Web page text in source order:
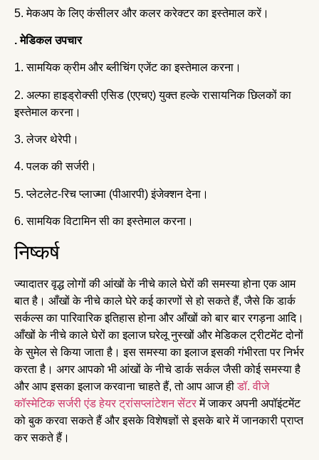
5. मेकअप के लिए कंसीलर और कलर करेक्टर का इस्तेमाल करें।
. मेडिकल उपचार
1. सामयिक क्रीम और ब्लीचिंग एजेंट का इस्तेमाल करना।
2. अल्फा हाइड्रोक्सी एसिड (एएचए) युक्त हल्के रासायनिक छिलकों का
इस्तेमाल करना।
3. लेजर थेरेपी।
4. पलक की सर्जरी।
5. प्लेटलेट-रिच प्लाज्मा (पीआरपी) इंजेक्शन देना।
6. सामयिक विटामिन सी का इस्तेमाल करना।
निष्कर्ष
ज्यादातर वृद्ध लोगों की आंखों के नीचे काले घेरों की समस्या होना एक आम
बात है। आँखों के नीचे काले घेरे कई कारणों से हो सकते हैं, जैसे कि डार्क
सर्कल्स का पारिवारिक इतिहास होना और आँखों को बार बार रगड़ना आदि।
आँखों के नीचे काले घेरों का इलाज घरेलू नुस्खों और मेडिकल ट्रीटमेंट दोनों
के सुमेल से किया जाता है। इस समस्या का इलाज इसकी गंभीरता पर निर्भर
करता है। अगर आपको भी आंखों के नीचे डार्क सर्कल जैसी कोई समस्या है
और आप इसका इलाज करवाना चाहते हैं, तो आप आज हीडॉ. वीजे
कॉस्मेटिक सर्जरी एंड हेयर ट्रांसप्लांटेशन सेंटरमें जाकर अपनी अपॉइंटमेंट
को बुक करवा सकते हैं और इसके विशेषज्ञों से इसके बारे में जानकारी प्राप्त
कर सकते हैं।